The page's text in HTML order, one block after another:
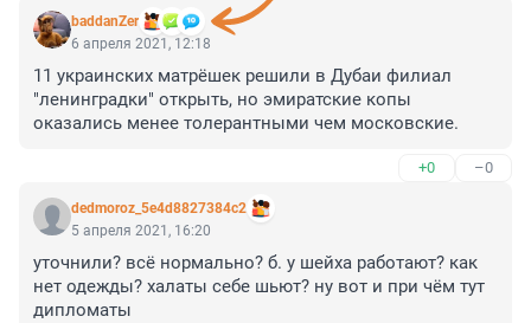
baddanZer
6 апреля 2021, 12:18
11 украинских матрёшек решили в Дубаи филиал
"ленинградки" открыть, но эмиратские копы
оказались менее толерантными чем московские.
+0 –0
dedmoroz_5e4d8827384c2
5 апреля 2021, 16:20
уточнили? всё нормально? б. у шейха работают? как
нет одежды? халаты себе шьют? ну вот и при чём тут
дипломаты